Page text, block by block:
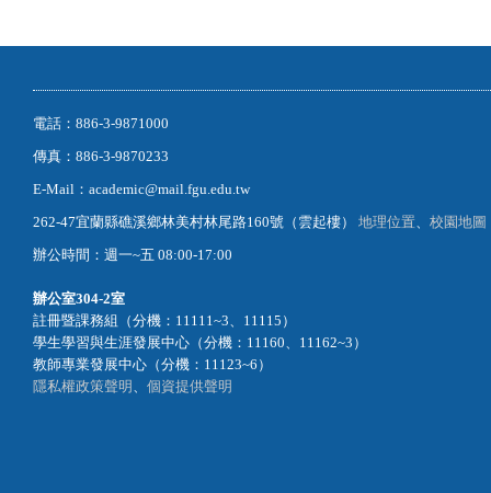
電話：886-3-9871000
傳真：886-3-9870233
E-Mail：academic@mail.fgu.edu.tw
262-47宜蘭縣礁溪鄉林美村林尾路160號（雲起樓） 地理位置
校園地圖
辦公時間：週一~五 08:00-17:00
辦公室304-2室
註冊暨課務組（分機：11111~3、11115）
學生學習與生涯發展中心（分機：11160、11162~3）
教師專業發展中心（分機：11123~6）
隱私權政策聲明
個資提供聲明